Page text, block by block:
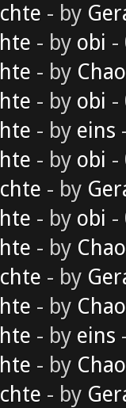
- by
- by obi -
- by
- by obi -
- by eins
- by obi -
- by
- by obi -
- by
- by
- by
- by eins
- by
- by